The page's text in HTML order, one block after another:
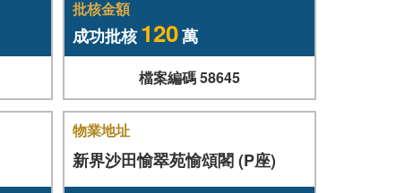
批核金額
成功批核120萬
檔案編碼 58645
物業地址
新界沙田愉翠苑愉頌閣 (P座)